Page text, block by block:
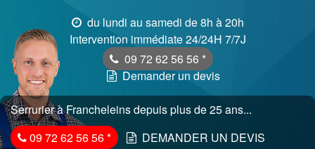
du lundi au samedi de 8h à 20h
Intervention immédiate 24/24H 7/7J
09 72 62 56 56 *
Demander un devis
Serrurier à Francheleins depuis plus de 25 ans...
09 72 62 56 56* DEMANDER UN DEVIS